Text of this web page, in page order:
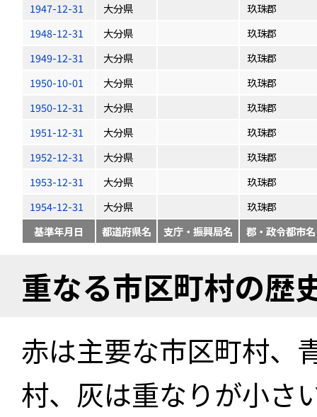
1947-12-31
大分県
玖珠郡
1948-12-31
大分県
玖珠郡
1949-12-31
大分県
玖珠郡
1950-10-01
大分県
玖珠郡
1950-12-31
大分県
玖珠郡
1951-12-31
大分県
玖珠郡
1952-12-31
大分県
玖珠郡
1953-12-31
大分県
玖珠郡
1954-12-31
大分県
玖珠郡
基準年月日
都道府県名 支庁・振興局名 郡・政令都市名
重なる市区町村の歴
赤は主要な市区町村、
村、灰は重なりが小さ